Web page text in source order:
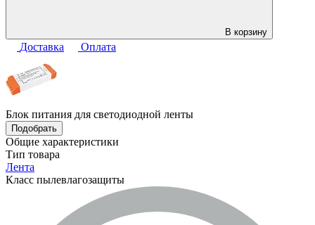
В корзину
Доставка Оплата
Блок питания для светодиодной ленты
Подобрать
Общие характеристики
Тип товара
Лента
Класс пылевлагозащиты